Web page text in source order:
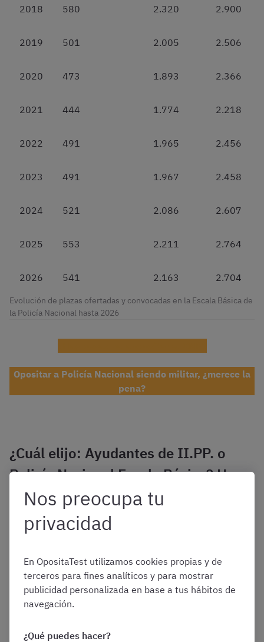
2018 580 2.320 2.900
2019 501 2.005 2.506
2020 473 1.893 2.366
2021 444 1.774 2.218
2022 491 1.965 2.456
2023 491 1.967 2.458
2024 521 2.086 2.607
2025 553 2.211 2.764
2026 541 2.163 2.704
Evolución de plazas ofertadas y convocadas en la Escala Básica de
la Policía Nacional hasta 2026
Opositar a Policía Nacional siendo militar, ¿merece la
pena?
¿Cuál elijo: Ayudantes de II.PP. o
Policía Nacional Escala Básica? Haz
el test
Os lo ponemos fácil. Si no tenéis mucho tiempo y queréis
contestad nuestro test. ¡En menos de un minuto podréis
ver qué oposición os conviene más y
probar gratis
nuestro curso!
Nos preocupa tu
privacidad
En OpositaTest utilizamos cookies propias y de
terceros para fines analíticos y para mostrar
publicidad personalizada en base a tus hábitos de
navegación.
¿Qué puedes hacer?